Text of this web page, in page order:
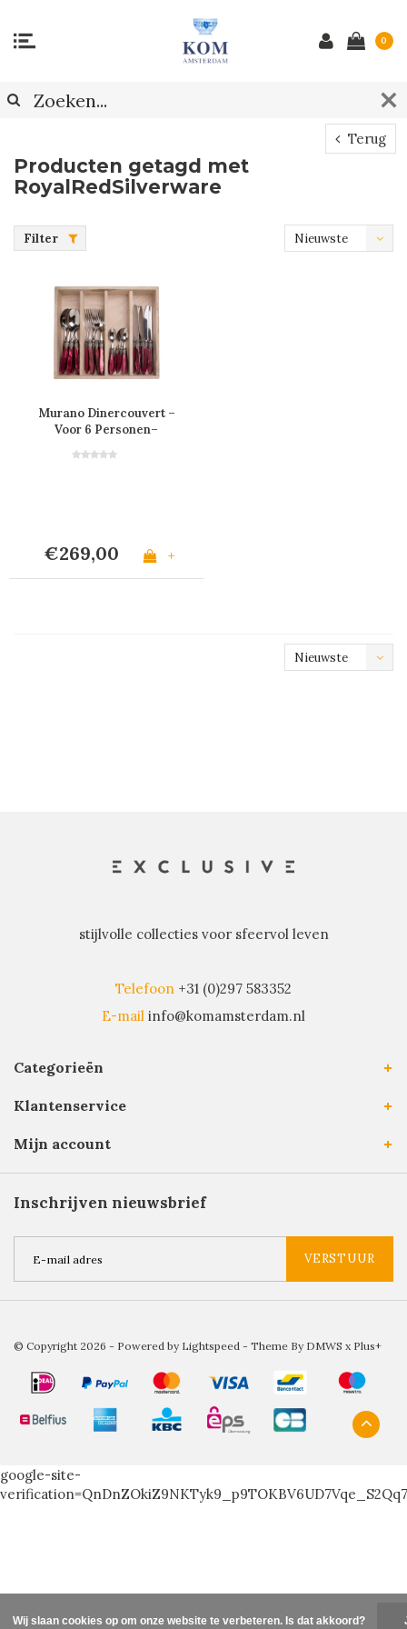
0
Terug
Producten getagd met
RoyalRedSilverware
Filter
Nieuwste
Murano Dinercouvert –
Voor 6 Personen–
€269,00 +
Nieuwste
stijlvolle collecties voor sfeervol leven
Telefoon +31 (0)297 583352
E-mail info@komamsterdam.nl
Categorieën
Klantenservice
Mijn account
Inschrijven nieuwsbrief
VERSTUUR
© Copyright 2026 - Powered by Lightspeed - Theme By DMWS x Plus+
google-site-
Wij slaan cookies op om onze website te verbeteren. Is dat akkoord?